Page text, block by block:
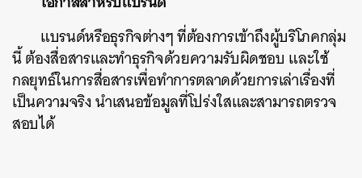
แบรนด์หรือธุรกิจต่างๆ ที่ต้องการเข้าถึงผู้บริโภคกลุ่ม
นี้ ต้องสื่อสารและทำธุรกิจด้วยความรับผิดชอบ และใช้
กลยุทธ์ในการสื่อสารเพื่อทำการตลาดด้วยการเล่าเรื่องที่
เป็นความจริง นำเสนอข้อมูลที่โปร่งใสและสามารถตรวจ
สอบได้